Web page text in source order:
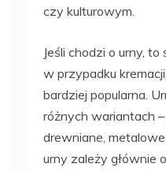
czy kulturowym.
Jeśli chodzi o urny,
w przypadku
bardziej popularna.
różnych wariantach
drewniane,
urny zależy głównie